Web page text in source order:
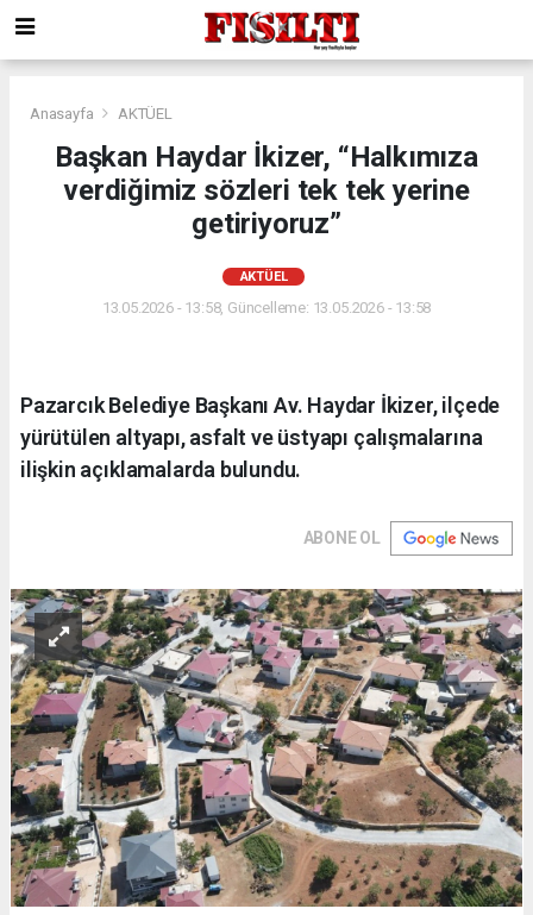
Anasayfa AKTÜEL
Başkan Haydar İkizer, “Halkımıza
verdiğimiz sözleri tek tek yerine
getiriyoruz”
AKTÜEL
13.05.2026 - 13:58, Güncelleme: 13.05.2026 - 13:58
Pazarcık Belediye Başkanı Av. Haydar İkizer, ilçede
yürütülen altyapı, asfalt ve üstyapı çalışmalarına
ilişkin açıklamalarda bulundu.
ABONE OL